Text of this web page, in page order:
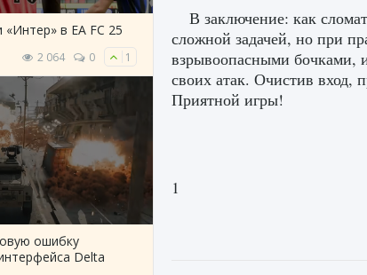
в EA FC 25
2 064 0 1
ошибку
Delta
В заключение: как
сложной задачей, но при
взрывоопасными бочками,
своих атак. Очистив вход,
Приятной игры!
1